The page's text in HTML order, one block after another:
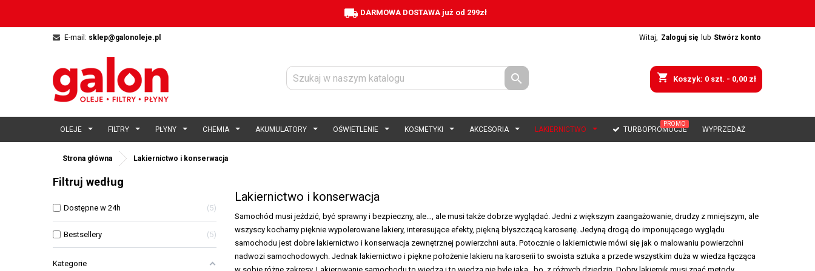
local_shipping DARMOWA DOSTAWA już od 299zł
E-mail: sklep@galonoleje.pl Witaj, Zaloguj się lub Stwórz konto
shopping_cart Koszyk: 0 szt. - 0,00 zł

OLEJE FILTRY PŁYNY CHEMIA AKUMULATORY OŚWIETLENIE KOSMETYKI AKCESORIA LAKIERNICTWO TURBOPROMOCJE
PROMO
WYPRZEDAŻ
Strona główna Lakiernictwo i konserwacja
Filtruj według
Dostępne w 24h 5
Bestsellery 5
Kategorie
Lakiernictwo i konserwacja
Samochód musi jeździć, być sprawny i bezpieczny, ale…, ale musi także dobrze wyglądać. Jedni z większym zaangażowanie, drudzy z mniejszym, ale
wszyscy kochamy pięknie wypolerowane lakiery, interesujące efekty, piękną błyszczącą karoserię. Jedyną drogą do imponującego wyglądu
samochodu jest dobre lakiernictwo i konserwacja zewnętrznej powierzchni auta. Potocznie o lakiernictwie mówi się jak o malowaniu powierzchni
nadwozi samochodowych. Jednak lakiernictwo i piękne położenie lakieru na karoserii to swoista sztuka a przede wszystkim duża w wiedza łącząca